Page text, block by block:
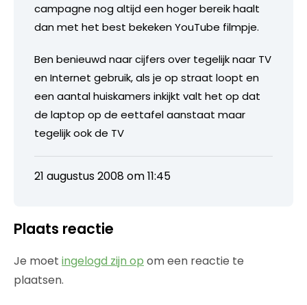
campagne nog altijd een hoger bereik haalt
dan met het best bekeken YouTube filmpje.
Ben benieuwd naar cijfers over tegelijk naar TV
en Internet gebruik, als je op straat loopt en
een aantal huiskamers inkijkt valt het op dat
de laptop op de eettafel aanstaat maar
tegelijk ook de TV
21 augustus 2008 om 11:45
Plaats reactie
Je moet ingelogd zijn op om een reactie te
plaatsen.